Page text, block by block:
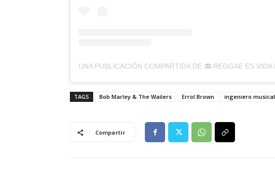
TAGS Bob Marley & The Wailers Errol Brown ingeniero musical
Compartir